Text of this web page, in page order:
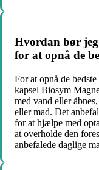
Hvordan bør
for at opnå de
For at opnå de
kapsel Biosym
med vand eller
eller mad. Det
for at hjælpe med
at overholde den
anbefalede daglige